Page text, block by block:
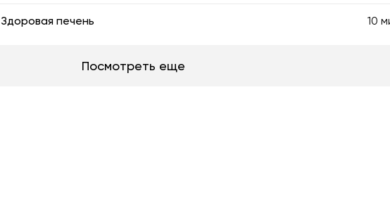
Здоровая печень 10
Посмотреть еще